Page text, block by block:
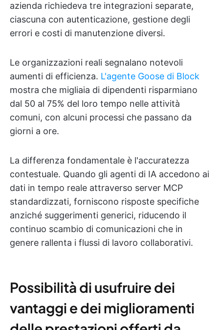
azienda richiedeva tre integrazioni separate,
ciascuna con autenticazione, gestione degli
errori e costi di manutenzione diversi.
Le organizzazioni reali segnalano notevoli
aumenti di efficienza. L'agente Goose di Block
mostra che migliaia di dipendenti risparmiano
dal 50 al 75% del loro tempo nelle attività
comuni, con alcuni processi che passano da
giorni a ore.
La differenza fondamentale è l'accuratezza
contestuale. Quando gli agenti di IA accedono ai
dati in tempo reale attraverso server MCP
standardizzati, forniscono risposte specifiche
anziché suggerimenti generici, riducendo il
continuo scambio di comunicazioni che in
genere rallenta i flussi di lavoro collaborativi.
Possibilità di usufruire dei
vantaggi e dei miglioramenti